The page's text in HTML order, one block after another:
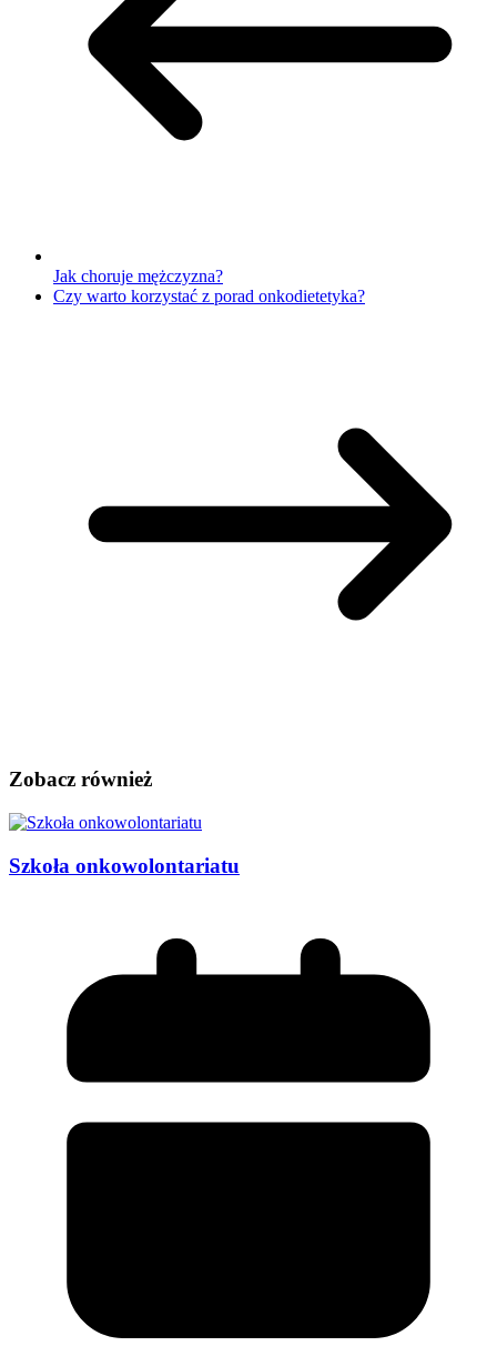
Jak choruje mężczyzna?
Czy warto korzystać z porad onkodietetyka?
Zobacz również
Szkoła onkowolontariatu